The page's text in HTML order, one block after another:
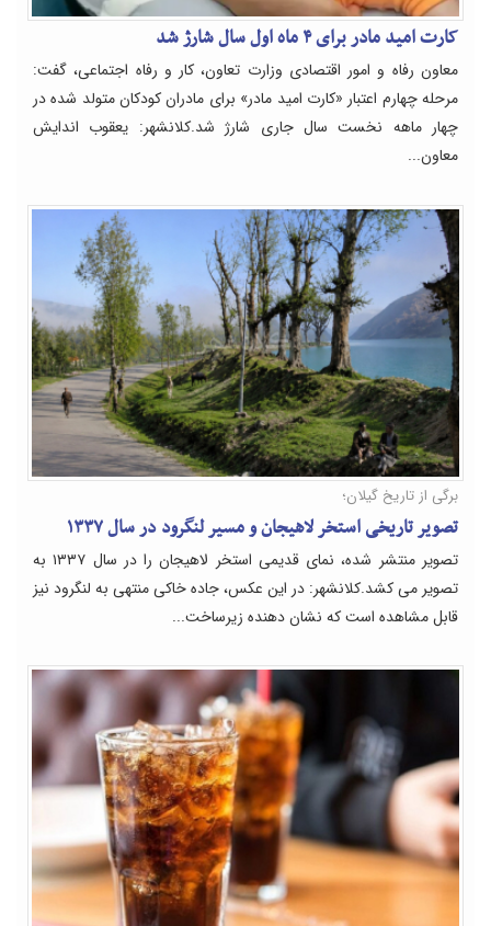
کارت امید مادر برای ۴ ماه اول سال شارژ شد
معاون رفاه و امور اقتصادی وزارت تعاون، کار و رفاه اجتماعی، گفت:
مرحله چهارم اعتبار «کارت امید مادر» برای مادران کودکان متولد شده در
چهار ماهه نخست سال جاری شارژ شد.کلانشهر: یعقوب اندایش
معاون...
برگی از تاریخ گیلان؛
تصویر تاریخی استخر لاهیجان و مسیر لنگرود در سال ۱۳۳۷
تصویر منتشر شده، نمای قدیمی استخر لاهیجان را در سال ۱۳۳۷ به
تصویر می کشد.کلانشهر: در این عکس، جاده خاکی منتهی به لنگرود نیز
قابل مشاهده است که نشان دهنده زیرساخت...